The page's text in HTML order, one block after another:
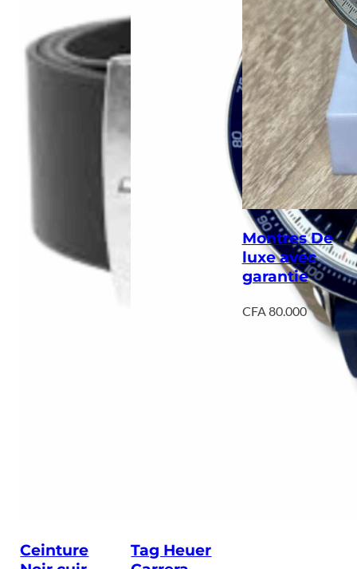
Ceinture
Tag Heuer
Montres De
luxe avec
garantie
CFA80.000